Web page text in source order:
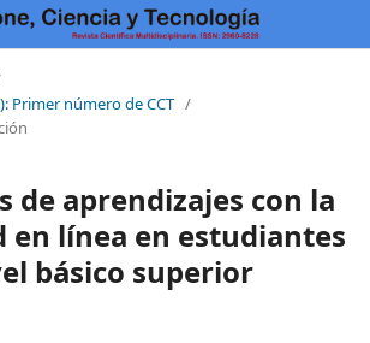
Primer número de CCT /
de aprendizajes con la
en línea en estudiantes
básico superior